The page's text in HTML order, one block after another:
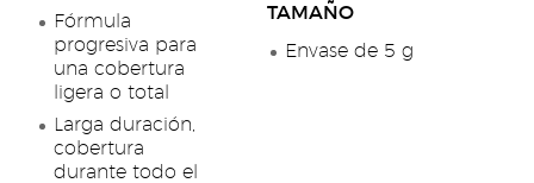
Fórmula
progresiva para
una cobertura
ligera o total
Larga duración,
cobertura
durante todo el
TAMAÑO
Envase de 5 g